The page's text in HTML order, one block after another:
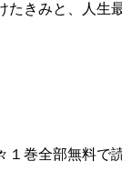
きみと、人生
巻全部無料で